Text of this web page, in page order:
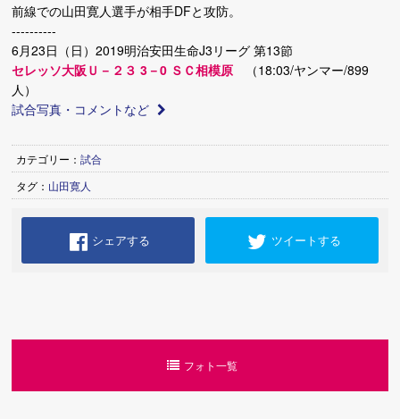
前線での山田寛人選手が相手DFと攻防。
----------
6月23日（日）2019明治安田生命J3リーグ 第13節
セレッソ大阪Ｕ－２３ 3－0 ＳＣ相模原 （18:03/ヤンマー/899
人）
試合写真・コメントなど
カテゴリー：試合
タグ： 山田寛人
シェアする ツイートする
フォト一覧